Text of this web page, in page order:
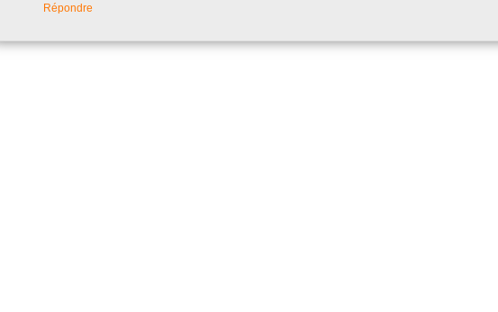
Répondre